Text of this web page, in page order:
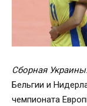
Сборная
Бельгии и
чемпионата